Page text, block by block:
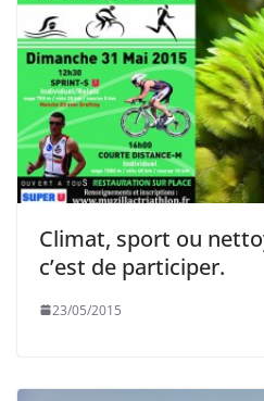
Climat, sport ou
c’est de participer.
23/05/2015